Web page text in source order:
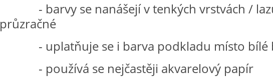
- barvy se nanášejí v tenkých vrstvách /
průzračné
- uplatňuje se i barva podkladu místo bílé
- používá se nejčastěji akvarelový